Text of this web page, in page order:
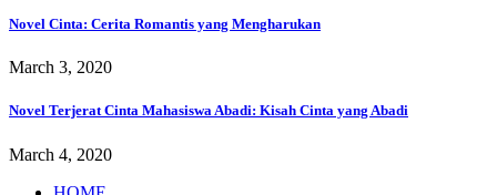
Novel Cinta: Cerita Romantis yang Mengharukan
March 3, 2020
Novel Terjerat Cinta Mahasiswa Abadi: Kisah Cinta yang Abadi
March 4, 2020